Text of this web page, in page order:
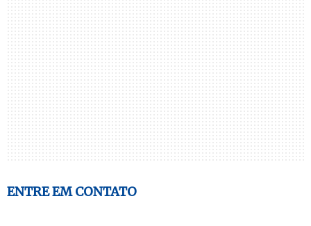
ENTRE EM CONTATO